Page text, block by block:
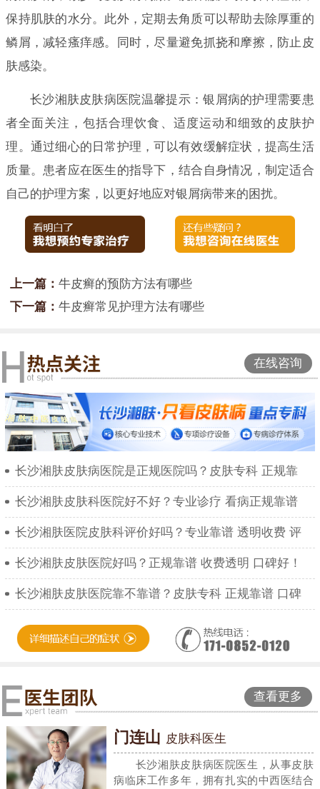
保持肌肤的水分。此外，定期去角质可以帮助去除厚重的
鳞屑，减轻瘙痒感。同时，尽量避免抓挠和摩擦，防止皮
肤感染。
长沙湘肤皮肤病医院温馨提示：银屑病的护理需要患
者全面关注，包括合理饮食、适度运动和细致的皮肤护
理。通过细心的日常护理，可以有效缓解症状，提高生活
质量。患者应在医生的指导下，结合自身情况，制定适合
自己的护理方案，以更好地应对银屑病带来的困扰。
上一篇： 牛皮癣的预防方法有哪些
下一篇： 牛皮癣常见护理方法有哪些
在线咨询
长沙湘肤皮肤病医院是正规医院吗？皮肤专科 正规靠
长沙湘肤皮肤科医院好不好？专业诊疗 看病正规靠谱
长沙湘肤医院皮肤科评价好吗？专业靠谱 透明收费 评
长沙湘肤皮肤医院好吗？正规靠谱 收费透明 口碑好！
长沙湘肤皮肤医院靠不靠谱？皮肤专科 正规靠谱 口碑
查看更多
门连山 皮肤科医生
长沙湘肤皮肤病医院医生，从事皮肤
病临床工作多年，拥有扎实的中西医结合